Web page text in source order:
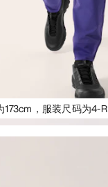
173cm，服装尺码为4-R